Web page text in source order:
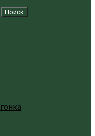
Поиск